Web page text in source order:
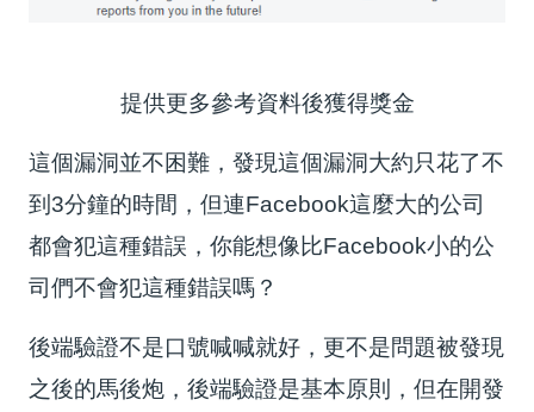
提供更多參考資料後獲得獎金
這個漏洞並不困難，發現這個漏洞大約只花了不
到3分鐘的時間，但連Facebook這麼大的公司
都會犯這種錯誤，你能想像比Facebook小的公
司們不會犯這種錯誤嗎？
後端驗證不是口號喊喊就好，更不是問題被發現
之後的馬後炮，後端驗證是基本原則，但在開發